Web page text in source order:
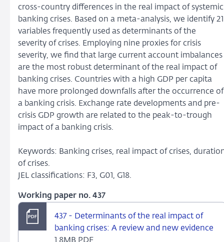
cross-country differences in the real impact of systemic
banking crises. Based on a meta-analysis, we identify 21
variables frequently used as determinants of the
severity of crises. Employing nine proxies for crisis
severity, we find that large current account imbalances
are the most robust determinant of the real impact of
banking crises. Countries with a high GDP per capita
have more prolonged downfalls after the occurrence of
a banking crisis. Exchange rate developments and pre-
crisis GDP growth are related to the peak-to-trough
impact of a banking crisis.
Keywords: Banking crises, real impact of crises,
of crises.
JEL classifications: F3, G01, G18.
Working paper no. 437
437 - Determinants of the real impact of
banking crises: A review and new evidence